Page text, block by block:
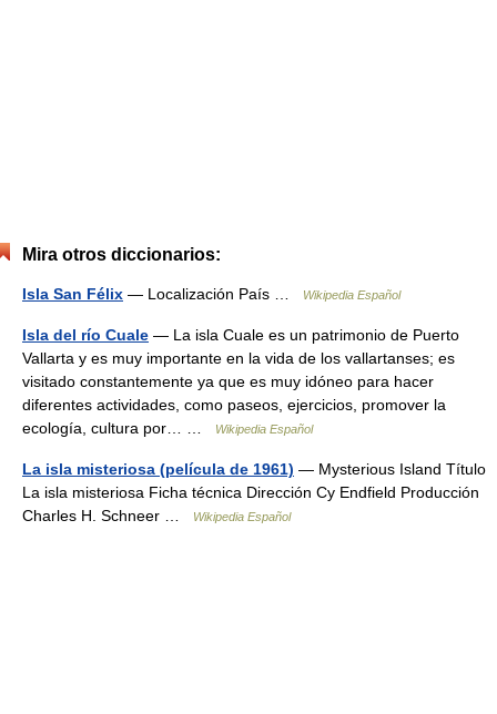
Mira otros diccionarios:
Isla San Félix — Localización País … Wikipedia Español
Isla del río Cuale — La isla Cuale es un patrimonio de Puerto
Vallarta y es muy importante en la vida de los vallartanses; es
visitado constantemente ya que es muy idóneo para hacer
diferentes actividades, como paseos, ejercicios, promover la
ecología, cultura por… …
Wikipedia Español
La isla misteriosa (película de 1961) — Mysterious Island Título
La isla misteriosa Ficha técnica Dirección Cy Endfield Producción
Charles H. Schneer …
Wikipedia Español